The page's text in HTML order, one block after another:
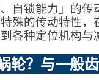
自锁能力」的
殊的传动特性
各种定位机构与
轮？与一般